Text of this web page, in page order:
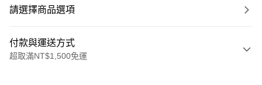
請選擇商品選項
付款與運送方式
超取滿NT$1,500免運